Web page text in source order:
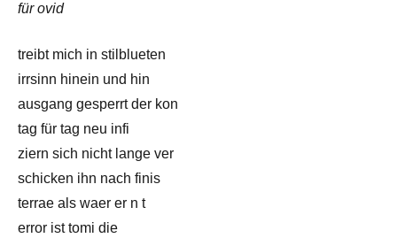
für ovid
treibt mich in stilblueten
irrsinn hinein und hin
ausgang gesperrt der kon
tag für tag neu infi
ziern sich nicht lange ver
schicken ihn nach finis
terrae als waer er n t
error ist tomi die